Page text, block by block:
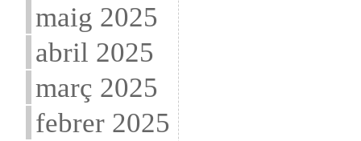
maig 2025
abril 2025
març 2025
febrer 2025